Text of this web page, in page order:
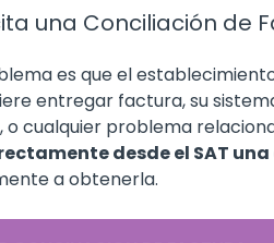
una Conciliación de
es que el establecimiento
entregar factura, su
o cualquier problema
desde el SAT
a obtenerla.